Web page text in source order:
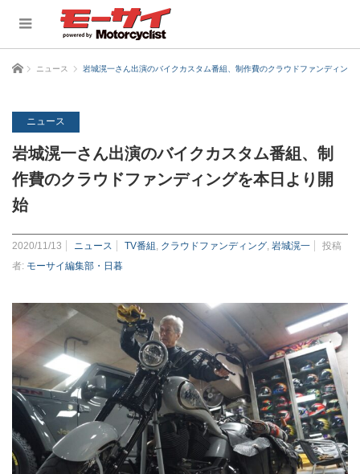
ホーム ニュース 岩城滉一さん出演のバイクカスタム番組、制作費のクラウドファンディング
ニュース
岩城滉一さん出演のバイクカスタム番組、制
作費のクラウドファンディングを本日より開
始
2020/11/13 ニュース TV番組 クラウドファンディング 岩城滉一
投稿
者: モーサイ編集部・日暮